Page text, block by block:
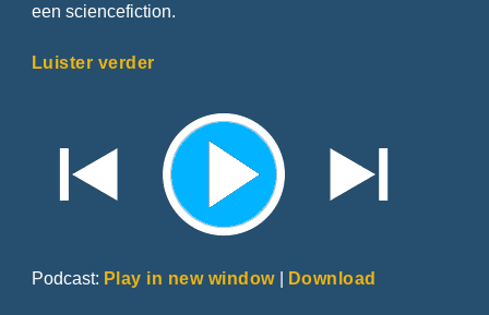
een sciencefiction.
Luister verder
Podcast: Play in new window| Download